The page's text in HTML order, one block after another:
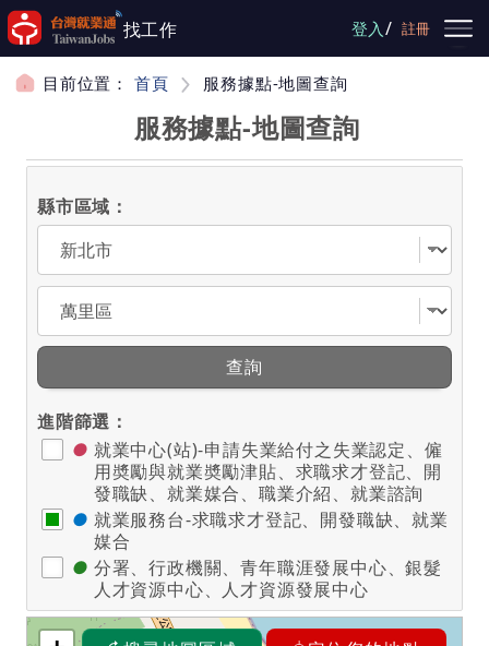
跳到主要內容
找工作 登入/ 註冊
目前位置： 首頁 服務據點-地圖查詢
服務據點-地圖查詢
縣市區域：
選擇縣市
選擇區域
查詢
進階篩選：
● 就業中心(站)-申請失業給付之失業認定、僱
用奬勵與就業奬勵津貼、求職求才登記、開
發職缺、就業媒合、職業介紹、就業諮詢
● 就業服務台-求職求才登記、開發職缺、就業
媒合
● 分署、行政機關、青年職涯發展中心、銀髮
人才資源中心、人才資源發展中心